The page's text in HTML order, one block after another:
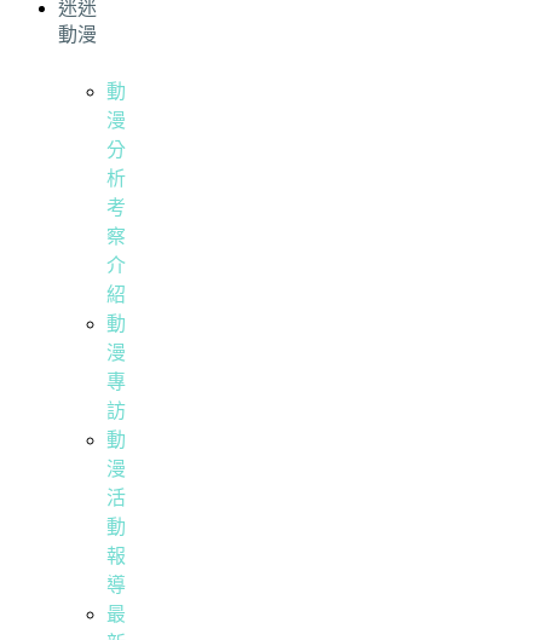
迷迷
動漫
動
漫
分
析
考
察
介
紹
動
漫
專
訪
動
漫
活
動
報
導
最